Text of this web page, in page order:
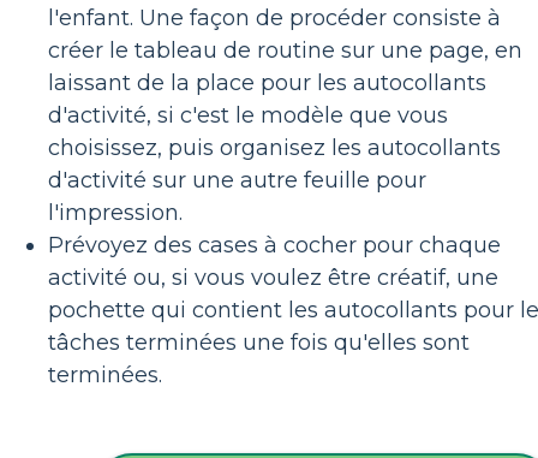
l'enfant. Une façon de procéder consiste à
créer le tableau de routine sur une page, en
laissant de la place pour les autocollants
d'activité, si c'est le modèle que vous
choisissez, puis organisez les autocollants
d'activité sur une autre feuille pour
l'impression.
Prévoyez des cases à cocher pour chaque
activité ou, si vous voulez être créatif, une
pochette qui contient les autocollants pour
tâches terminées une fois qu'elles sont
terminées.